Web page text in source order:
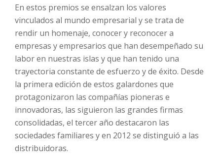
En estos premios se ensalzan los valores
vinculados al mundo empresarial y se trata de
rendir un homenaje, conocer y reconocer a
empresas y empresarios que han desempeñado su
labor en nuestras islas y que han tenido una
trayectoria constante de esfuerzo y de éxito. Desde
la primera edición de estos galardones que
protagonizaron las compañías pioneras e
innovadoras, las siguieron las grandes firmas
consolidadas, el tercer año destacaron las
sociedades familiares y en 2012 se distinguió a las
distribuidoras.